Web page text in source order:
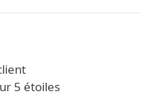
5 étoiles